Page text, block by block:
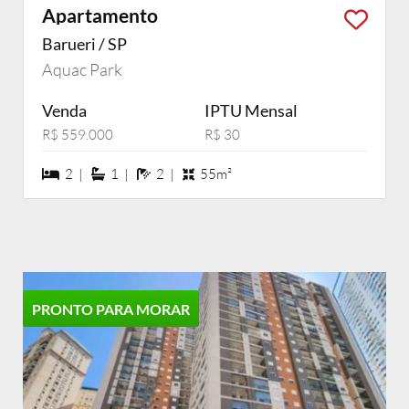
Apartamento
Barueri / SP
Aquac Park
Venda
R$ 559.000
IPTU Mensal
R$ 30
2 dormiórios
2 | 1 suítes
1 | 2 banheiros
2 | 55m²
PRONTO PARA MORAR